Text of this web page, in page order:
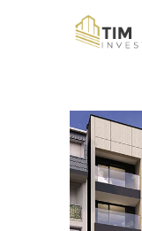
HOME
O NAMA
PROJEKTI
KONTAKT